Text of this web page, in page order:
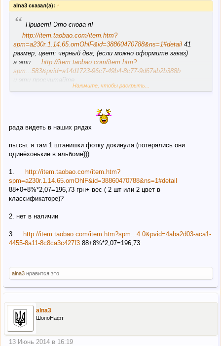
alna3 сказал(а): ↑
“ Привет! Это снова я!
http://item.taobao.com/item.htm?
spm=a230r.1.14.65.omOhlF&id=38860470788&ns=1#detail 41
размер, цвет: черный два; (если можно оформите заказ)
а эти
http://item.taobao.com/item.htm?
spm...583&pvid=a14d1723-96c7-49b4-8c77-9d67ab2b388b
и эти просчитайте
http://item.taobao.com/item.htm?spm...4.0&pvid=4aba2d03-
Нажмите, чтобы раскрыть...
рада видеть в наших рядах
пы.сы. я там 1 штанишки фотку докинула (потерялись они
одинёхонькие в альбоме)))
1.
http://item.taobao.com/item.htm?
spm=a230r.1.14.65.omOhlF&id=38860470788&ns=1#detail
88+0+8%*2,07=196,73 грн+ вес ( 2 шт или 2 цвет в
классификаторе)?
2. нет в наличии
3.
http://item.taobao.com/item.htm?spm...4.0&pvid=4aba2d03-aca1-
4455-8a11-8c8ca3c427f3 88+8%*2,07=196,73
alna3 нравится это.
alna3
ШопоНафт
13 Июнь 2014 в 16:19